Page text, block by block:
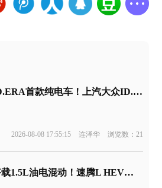
ID.ERA首款纯电车！上汽大众ID.ERA 5X官图发布
2026-08-08 17:55:15 连泽华 浏览数：21
搭载1.5L油电混动！速腾L HEV版申报